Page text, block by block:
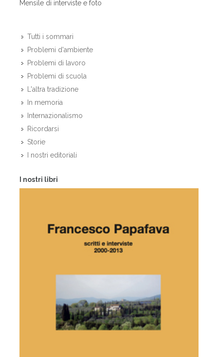
Mensile di interviste e foto
Tutti i sommari
Problemi d'ambiente
Problemi di lavoro
Problemi di scuola
L'altra tradizione
In memoria
Internazionalismo
Ricordarsi
Storie
I nostri editoriali
I nostri libri